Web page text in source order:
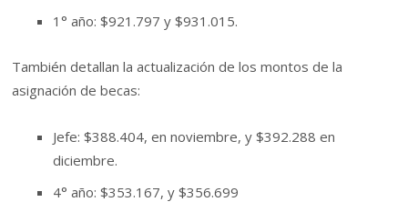
1° año: $921.797 y $931.015.
También detallan la actualización de los montos de la
asignación de becas:
Jefe: $388.404, en noviembre, y $392.288 en
diciembre.
4° año: $353.167, y $356.699